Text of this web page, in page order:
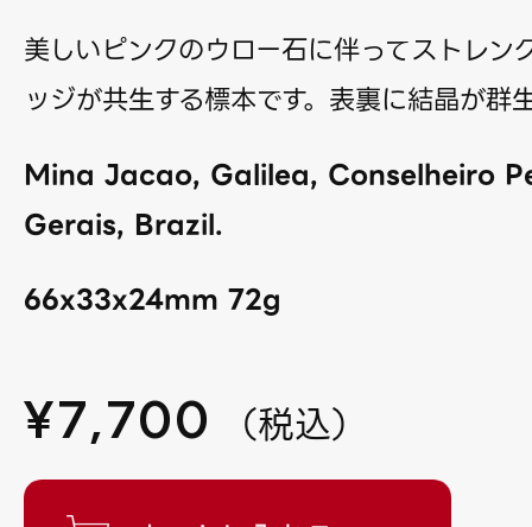
美しいピンクのウロー石に伴ってストレン
ッジが共生する標本です。表裏に結晶が群
Mina Jacao, Galilea, Conselheiro
Gerais, Brazil.
66x33x24mm 72g
¥7,700 （税込）